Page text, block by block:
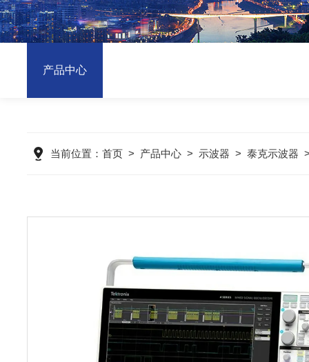
产品中心
当前位置： 首页 > 产品中心 > 示波器 > 泰克示波器